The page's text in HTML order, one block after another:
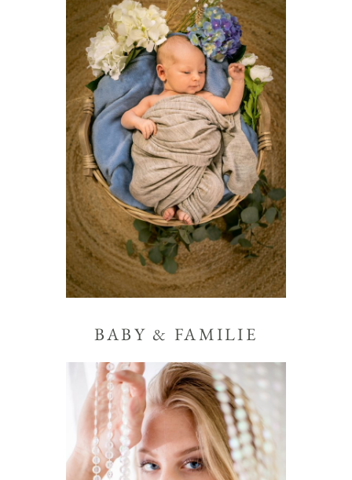
BABY & FAMILIE